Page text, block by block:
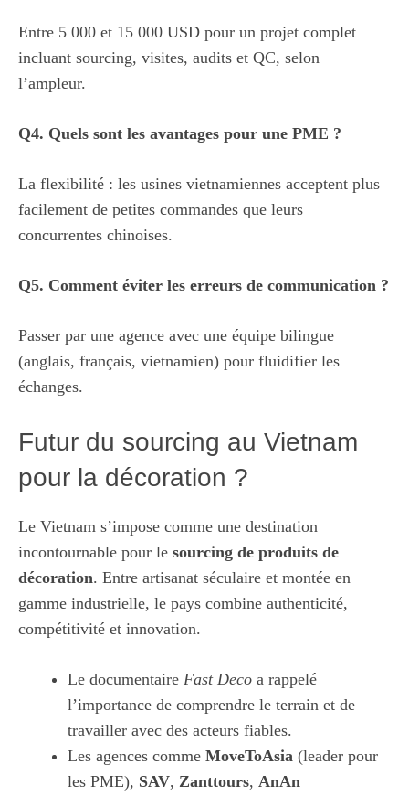
Entre 5 000 et 15 000 USD pour un projet complet
incluant sourcing, visites, audits et QC, selon
l’ampleur.
Q4. Quels sont les avantages pour une PME ?
La flexibilité : les usines vietnamiennes acceptent plus
facilement de petites commandes que leurs
concurrentes chinoises.
Q5. Comment éviter les erreurs de communication ?
Passer par une agence avec une équipe bilingue
(anglais, français, vietnamien) pour fluidifier les
échanges.
Futur du sourcing au Vietnam
pour la décoration ?
Le Vietnam s’impose comme une destination
incontournable pour le sourcing de produits de
décoration. Entre artisanat séculaire et montée en
gamme industrielle, le pays combine authenticité,
compétitivité et innovation.
Le documentaire Fast Deco a rappelé
l’importance de comprendre le terrain et de
travailler avec des acteurs fiables.
Les agences comme MoveToAsia (leader pour
les PME), SAV, Zanttours, AnAn